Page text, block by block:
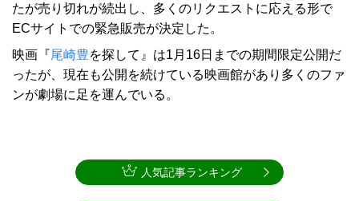
たが売り切れが続出し、多くのリクエストに応える形で
ECサイトでの緊急販売が決定した。
映画『尾崎豊を探して』は1月16日までの期間限定公開だ
ったが、現在も公開を続けている映画館があり多くのファ
ンが劇場に足を運んでいる。
人気記事ランキング